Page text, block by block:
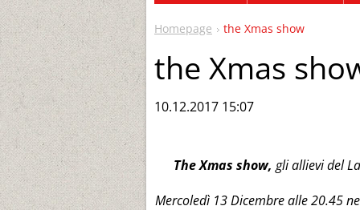
Homepage the Xmas show
the Xmas
10.12.2017 15:07
The Xmas show, gli allievi del
Mercoledì 13 Dicembre alle 20.45